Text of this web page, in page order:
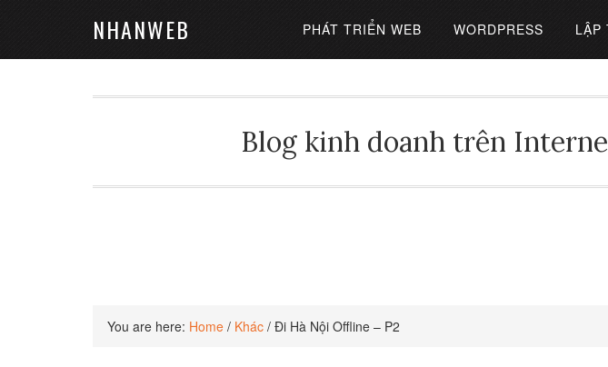
NHANWEB PHÁT TRIỂN WEB WORDPRESS LẬP
Blog kinh doanh trên
You are here: Home / Khác / Đi Hà Nội Offline – P2